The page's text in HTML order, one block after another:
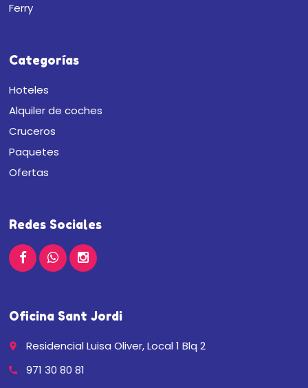
Ferry
Categorías
Hoteles
Alquiler de coches
Cruceros
Paquetes
Ofertas
Redes Sociales
Oficina Sant Jordi
place Residencial Luisa Oliver, Local 1 Blq 2
call 971 30 80 81